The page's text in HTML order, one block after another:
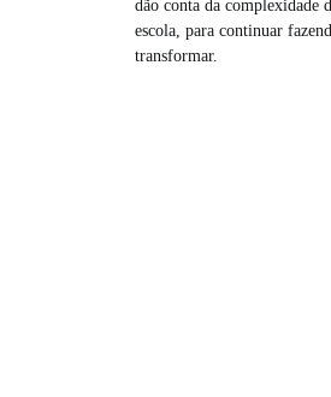
dão conta da complexidade
escola, para continuar
transformar.